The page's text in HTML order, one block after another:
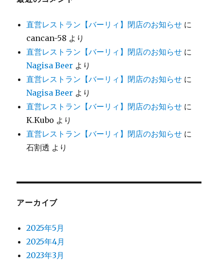
直営レストラン【バーリィ】閉店のお知らせ に
cancan-58 より
直営レストラン【バーリィ】閉店のお知らせ に
Nagisa Beer より
直営レストラン【バーリィ】閉店のお知らせ に
Nagisa Beer より
直営レストラン【バーリィ】閉店のお知らせ に
K.Kubo より
直営レストラン【バーリィ】閉店のお知らせ に
石割透 より
アーカイブ
2025年5月
2025年4月
2023年3月